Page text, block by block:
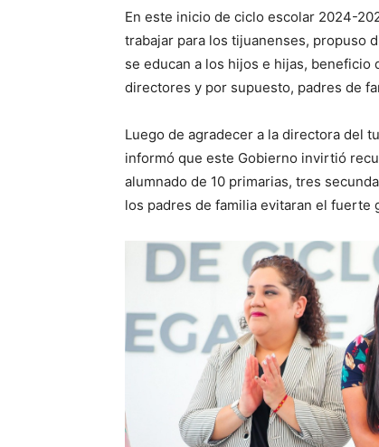
En este inicio de ciclo escolar 2024-
trabajar para los tijuanenses, propuso
se educan a los hijos e hijas,
directores y por supuesto, padres de
Luego de agradecer a la directora del
informó que este Gobierno invirtió
alumnado de 10 primarias, tres
los padres de familia evitaran el fuerte